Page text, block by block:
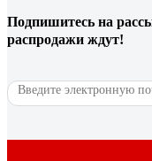
Подпишитесь на
распродажи ждут!